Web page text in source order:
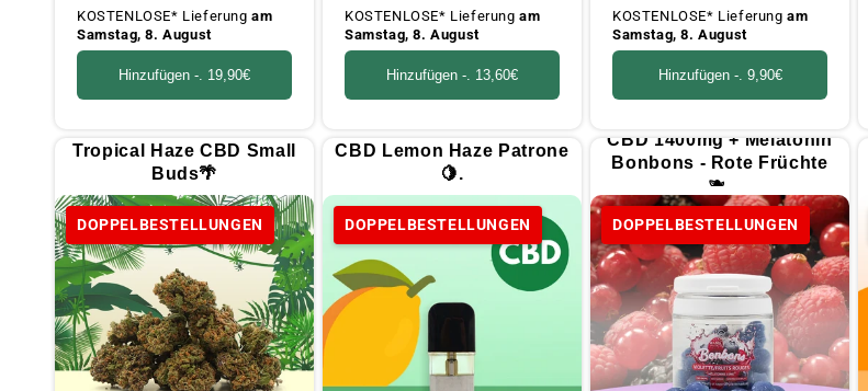
A
l
e
KOSTENLOSE* Lieferungam
Samstag, 8. August
Hinzufügen -. 19,90€
KOSTENLOSE* Lieferungam
Samstag, 8. August
Hinzufügen -. 13,60€
KOSTENLOSE* Lieferungam
Samstag, 8. August
Hinzufügen -. 9,90€
Tropical Haze CBD Small
Buds🌴
DOPPELBESTELLUNGEN
CBD Lemon Haze Patrone
🍋.
DOPPELBESTELLUNGEN
CBD 1400mg + Melatonin
Bonbons - Rote Früchte
🫐.
DOPPELBESTELLUNGEN